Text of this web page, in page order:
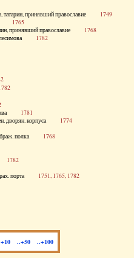
татарин, принявший православие 1749
1765
принявший православие 1768
1782
1781
дворян. корпуса 1774
полка 1768
1782
порта 1751, 1765, 1782
..+50 ..+100